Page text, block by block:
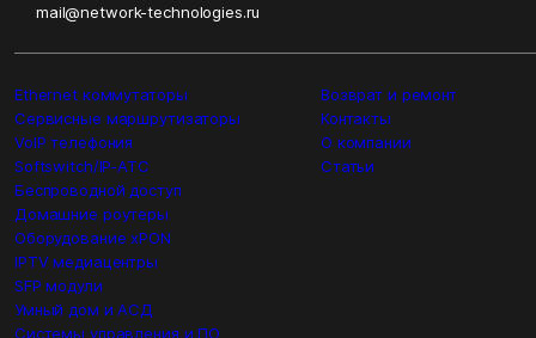
mail@network-technologies.ru
Ethernet коммутаторы
Сервисные маршрутизаторы
VoIP телефония
Softswitch/IP-ATC
Беспроводной доступ
Домашние роутеры
Оборудование xPON
IPTV медиацентры
SFP модули
Умный дом и АСД
Системы управления и ПО
Возврат и ремонт
Контакты
О компании
Статьи